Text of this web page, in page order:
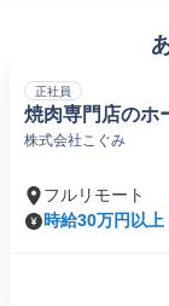
正社員
焼肉専門店のホ
株式会社こぐみ
フルリモート
時給30万円以上